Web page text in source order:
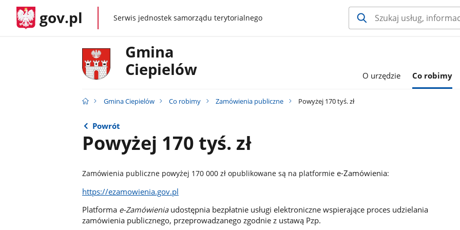
gov.pl gov.plSerwis jednostek samorządu terytorialnego
Gmina
Ciepielów
O urzędzie Co robimy
Gmina Ciepielów Co robimy Zamówienia publiczne Powyżej 170 tyś. zł
Powrót
Powyżej 170 tyś. zł
Zamówienia publiczne powyżej 170 000 zł opublikowane są na platformie e-Zamówienia:
https://ezamowienia.gov.pl
Platforma e-Zamówieniaudostępnia bezpłatnie usługi elektroniczne wspierające proces udzielania
zamówienia publicznego, przeprowadzanego zgodnie z ustawą Pzp.